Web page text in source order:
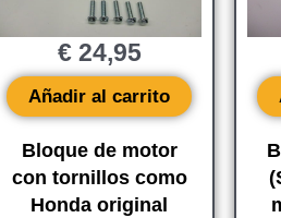
Bloque de motor
con tornillos como
Honda original
€24,95
Añadir al carrito